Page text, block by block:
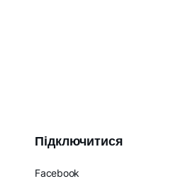
Підключитися
Facebook